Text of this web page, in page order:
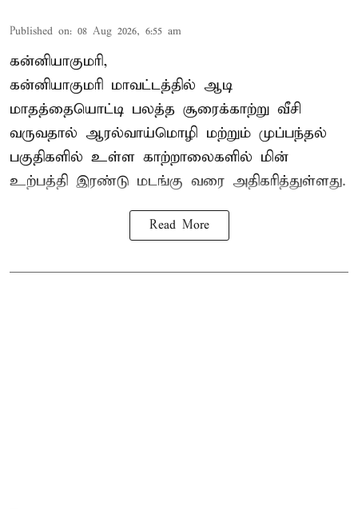
Published on: 08 Aug 2026, 6:55 am
கன்னியாகுமரி,
கன்னியாகுமரி மாவட்டத்தில் ஆடி
மாதத்தையொட்டி பலத்த சூரைக்காற்று வீசி
வருவதால் ஆரல்வாய்மொழி மற்றும் முப்பந்தல்
பகுதிகளில் உள்ள காற்றாலைகளில் மின்
உற்பத்தி இரண்டு மடங்கு வரை அதிகரித்துள்ளது.
Read More